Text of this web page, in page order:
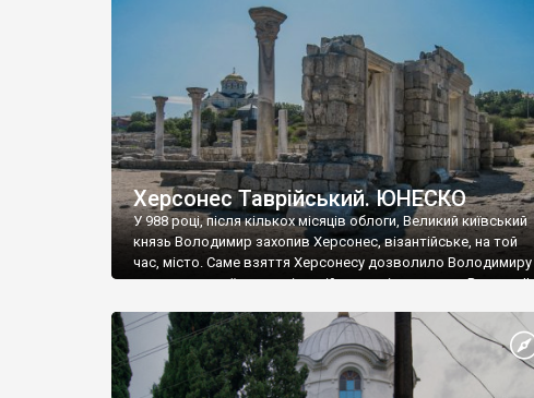
візантійської доби. Раритети викрадені з фондів об’єкту
культурної спадщини ЮНЕСКО «Херсонеса Таврійського».
Офіційно – на виставку «Золото Візантії», але експерти та
влада в Україні вважають це лише […]
Херсонес Таврійський. ЮНЕСКО
У 988 році, після кількох місяців облоги, Великий київський
князь Володимир захопив Херсонес, візантійське, на той
час, місто. Саме взяття Херсонесу дозволило Володимиру
диктувати свої умови візантійському імператору Василю ІІ,
Херсонесі Володимир-язичник, став Василем-
християнином. А потім було Хрещення Русі. На честь
Херсонесу Таврійського названо місто […]